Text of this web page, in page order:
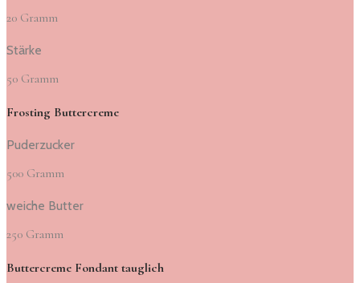
20 Gramm
Stärke
50 Gramm
Frosting Buttercreme
Puderzucker
500 Gramm
weiche Butter
250 Gramm
Buttercreme Fondant tauglich